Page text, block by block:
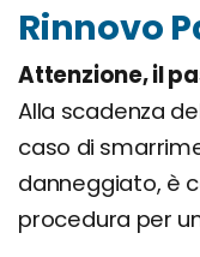
Rinnovo
Attenzione, il
Alla scadenza
caso di
danneggiato, è
procedura per